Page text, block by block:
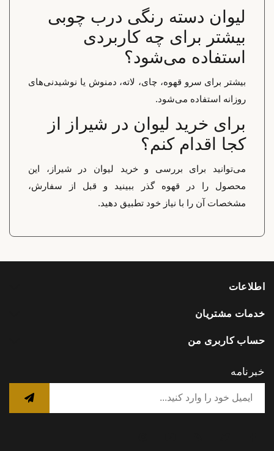
لیوان دسته رنگی درب چوبی
بیشتر برای چه کاربردی
استفاده می‌شود؟
بیشتر برای سرو قهوه، چای، لاته، دمنوش یا نوشیدنی‌های
روزانه استفاده می‌شود.
برای خرید لیوان در شیراز از
کجا اقدام کنم؟
می‌توانید برای بررسی و خرید لیوان در شیراز، این
محصول را در قهوه گذر ببینید و قبل از سفارش،
مشخصات آن را با نیاز خود تطبیق دهید.
اطلاعات
خدمات مشتریان
حساب کاربری من
خبرنامه